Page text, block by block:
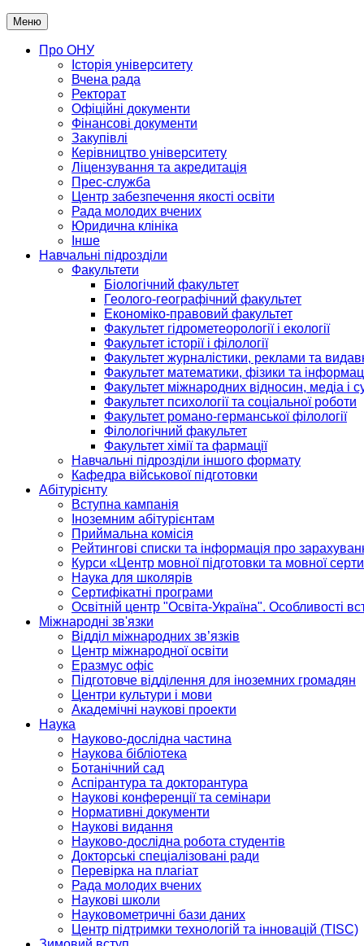
Меню
Про ОНУ
Історія університету
Вчена рада
Ректорат
Офіційні документи
Фінансові документи
Закупівлі
Керівництво університету
Ліцензування та акредитація
Прес-служба
Центр забезпечення якості освіти
Рада молодих вчених
Юридична клініка
Інше
Навчальні підрозділи
Факультети
Біологічний факультет
Геолого-географічний факультет
Економіко-правовий факультет
Факультет гідрометеорології і екології
Факультет історії і філології
Факультет журналістики, реклами та
Факультет математики, фізики та
Факультет міжнародних відносин, медіа і
Факультет психології та соціальної роботи
Факультет романо-германської філології
Філологічний факультет
Факультет хімії та фармації
Навчальні підрозділи іншого формату
Кафедра військової підготовки
Абітурієнту
Вступна кампанія
Іноземним абітурієнтам
Приймальна комісія
Рейтингові списки та інформація про
Курси «Центр мовної підготовки та мовної
Наука для школярів
Сертифікатні програми
Освітній центр "Освіта-Україна". Особливості
Міжнародні зв'язки
Відділ міжнародних зв’язків
Центр міжнародної освіти
Еразмус офіс
Підготовче відділення для іноземних громадян
Центри культури і мови
Академічні наукові проекти
Наука
Науково-дослідна частина
Наукова бібліотека
Ботанічний сад
Аспірантура та докторантура
Наукові конференції та семінари
Нормативні документи
Наукові видання
Науково-дослідна робота студентів
Докторські спеціалізовані ради
Перевірка на плагіат
Рада молодих вчених
Наукові школи
Науковометричні бази даних
Центр підтримки технологій та інновацій (TISC)